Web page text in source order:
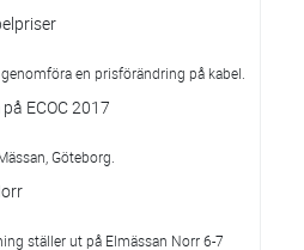
en prisförändring på kabel.
ECOC 2017
Göteborg.
ställer ut på Elmässan Norr 6-7